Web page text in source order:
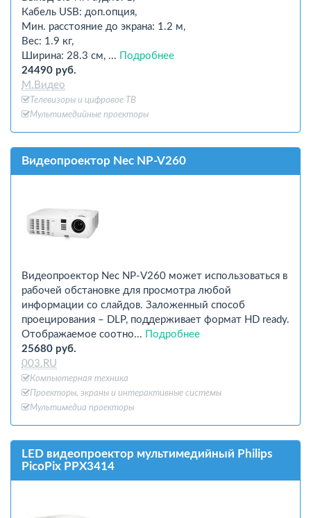
Кабель USB: доп.опция,
Мин. расстояние до экрана: 1.2 м,
Вес: 1.9 кг,
Ширина: 28.3 см, ...
Подробнее
24490 руб.
М.Видео
Телевизоры и цифровое ТВ
Мультимедийные проекторы
Видеопроектор Nec NP-V260
Видеопроектор Nec NP-V260 может использоваться в
рабочей обстановке для просмотра любой
информации со слайдов. Заложенный способ
проецирования – DLP, поддерживает формат HD ready.
Отображаемое соотно...
Подробнее
25680 руб.
003.RU
Компьютерная техника
Проекторы, экраны и интерактивные системы
Мультимедиа проекторы
LED видеопроектор мультимедийный Philips
PicoPix PPX3414